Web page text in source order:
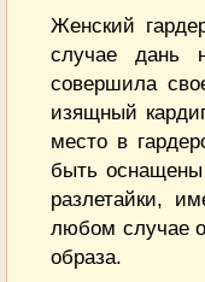
Женский
случае дань
совершила
изящный
место в
быть оснащены
разлетайки,
любом случае
образа.